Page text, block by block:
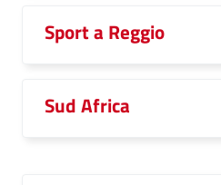
Sport a Reggio
Sud Africa